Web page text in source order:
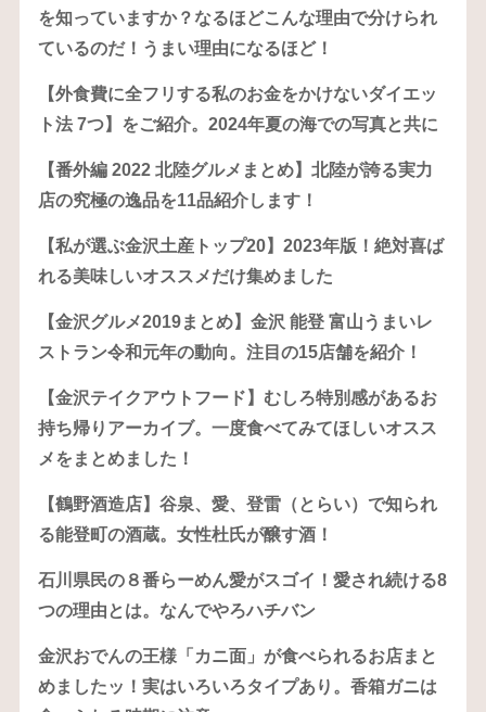
を知っていますか？なるほどこんな理由で分けられ
ているのだ！うまい理由になるほど！
【外食費に全フリする私のお金をかけないダイエッ
ト法 7つ】をご紹介。2024年夏の海での写真と共に
【番外編 2022 北陸グルメまとめ】北陸が誇る実力
店の究極の逸品を11品紹介します！
【私が選ぶ金沢土産トップ20】2023年版！絶対喜ば
れる美味しいオススメだけ集めました
【金沢グルメ2019まとめ】金沢 能登 富山うまいレ
ストラン令和元年の動向。注目の15店舗を紹介！
【金沢テイクアウトフード】むしろ特別感があるお
持ち帰りアーカイブ。一度食べてみてほしいオスス
メをまとめました！
【鶴野酒造店】谷泉、愛、登雷（とらい）で知られ
る能登町の酒蔵。女性杜氏が醸す酒！
石川県民の８番らーめん愛がスゴイ！愛され続ける8
つの理由とは。なんでやろハチバン
金沢おでんの王様「カニ面」が食べられるお店まと
めましたッ！実はいろいろタイプあり。香箱ガニは